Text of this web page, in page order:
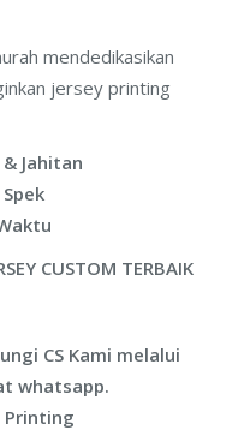
mendedikasikan
jersey printing
Jahitan
CUSTOM TERBAIK
CS Kami melalui
whatsapp.
Printing